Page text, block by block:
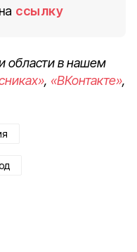
ссылку
области в нашем
, «ВКонтакте»,